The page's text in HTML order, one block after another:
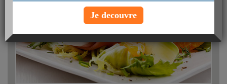
Je decouvre